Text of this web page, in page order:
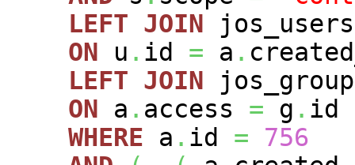
LEFT JOIN
ON u . id = a .
LEFT JOIN
ON a . access = g . id
WHERE a . id =
756